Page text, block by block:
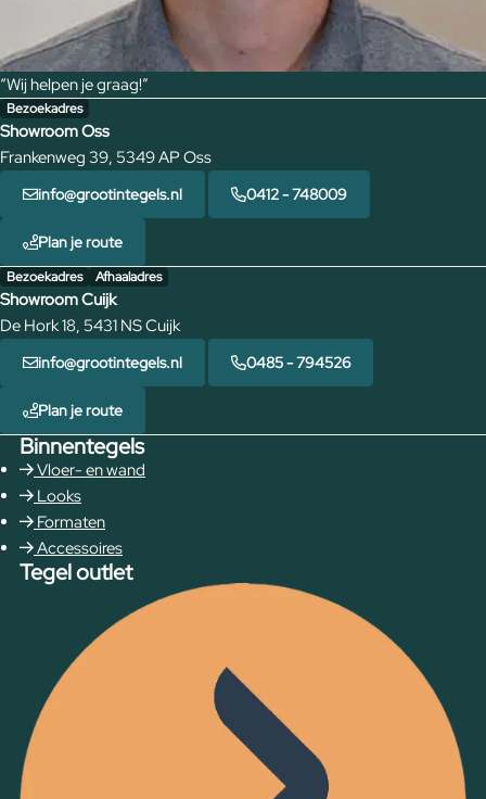
“Wij helpen je graag!”
Bezoekadres
Showroom Oss
Frankenweg 39, 5349 AP Oss
info@grootintegels.nl 0412 - 748009
Plan je route
Bezoekadres Afhaaladres
Showroom Cuijk
De Hork 18, 5431 NS Cuijk
info@grootintegels.nl 0485 - 794526
Plan je route
Binnentegels
Vloer- en wand
Looks
Formaten
Accessoires
Tegel outlet